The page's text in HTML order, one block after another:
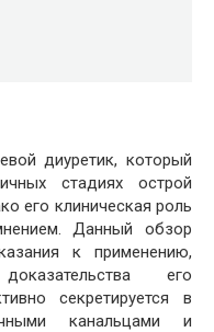
диуретик, который
стадиях острой
его клиническая роль
Данный обзор
к применению,
его
секретируется в
канальцами и